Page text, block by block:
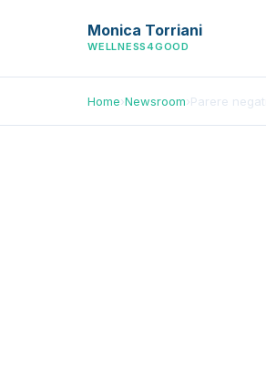
Monica Torriani
WELLNESS4GOOD
Home›Newsroom›Parere